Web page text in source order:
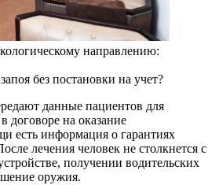
направлению:
без постановки на учет?
данные пациентов для
договоре на оказание
есть информация о гарантиях
лечения человек не столкнется с
получении водительских
оружия.